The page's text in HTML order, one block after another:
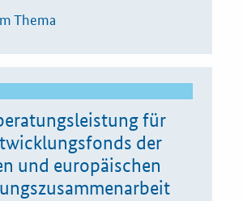
Thema
für
der
und europäischen